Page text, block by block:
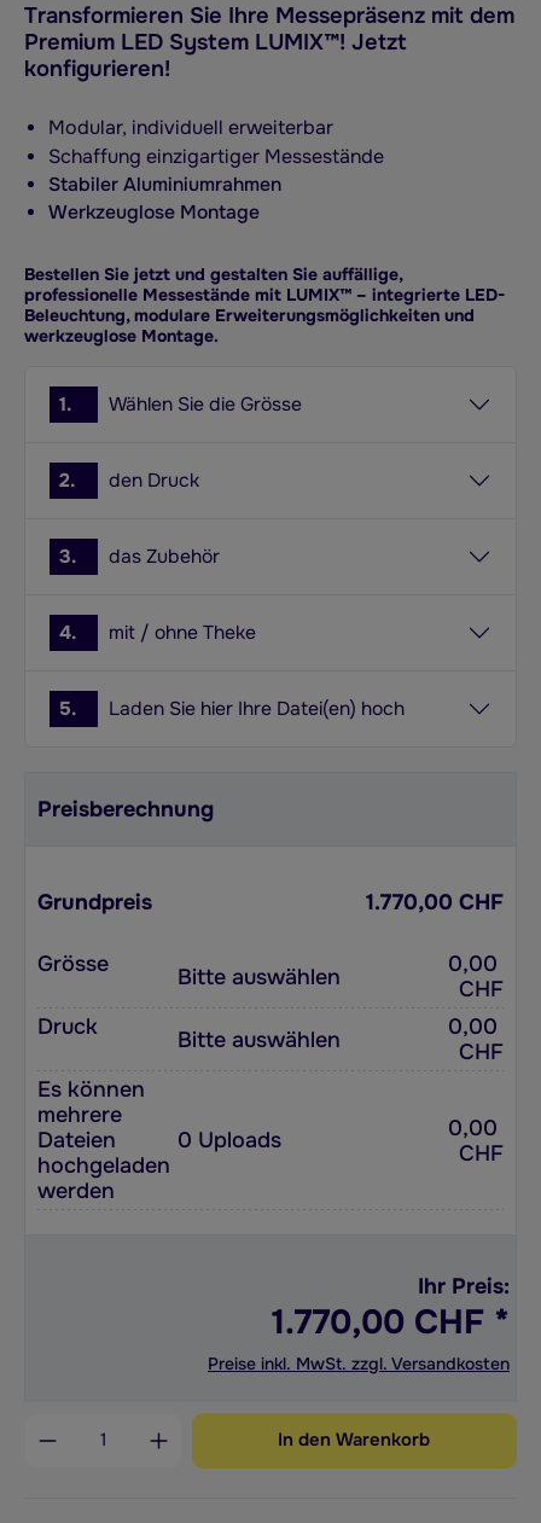
Transformieren Sie Ihre Messepräsenz mit dem
Premium LED System LUMIX™! Jetzt
konfigurieren!
Modular, individuell erweiterbar
Schaffung einzigartiger Messestände
Stabiler Aluminiumrahmen
Werkzeuglose Montage
Bestellen Sie jetzt und gestalten Sie auffällige,
professionelle Messestände mit LUMIX™ – integrierte LED-
Beleuchtung, modulare Erweiterungsmöglichkeiten und
werkzeuglose Montage.
1. Wählen Sie die Grösse
2. den Druck
3. das Zubehör
4. mit / ohne Theke
5. Laden Sie hier Ihre Datei(en) hoch
Preisberechnung
Grundpreis 1.770,00 CHF
Grösse Bitte auswählen
0,00
CHF
Druck
Bitte auswählen
0,00
CHF
Es können
mehrere
Dateien
hochgeladen
werden
0 Uploads
0,00
CHF
Ihr Preis:
1.770,00 CHF *
Preise inkl. MwSt. zzgl. Versandkosten
Produkt Anzahl: Gib den gewünschten Wert
In den Warenkorb